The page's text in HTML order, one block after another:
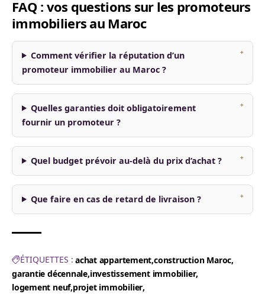
FAQ : vos questions sur les promoteurs
immobiliers au Maroc
Comment vérifier la réputation d’un
promoteur immobilier au Maroc ?
Quelles garanties doit obligatoirement
fournir un promoteur ?
Quel budget prévoir au-delà du prix d’achat ?
Que faire en cas de retard de livraison ?
ÉTIQUETTES : achat appartement construction Maroc
garantie décennale investissement immobilier
logement neuf projet immobilier